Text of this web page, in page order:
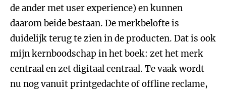
de ander met user experience) en kunnen
daarom beide bestaan. De merkbelofte is
duidelijk terug te zien in de producten. Dat is ook
mijn kernboodschap in het boek: zet het merk
centraal en zet digitaal centraal. Te vaak wordt
nu nog vanuit printgedachte of offline reclame,